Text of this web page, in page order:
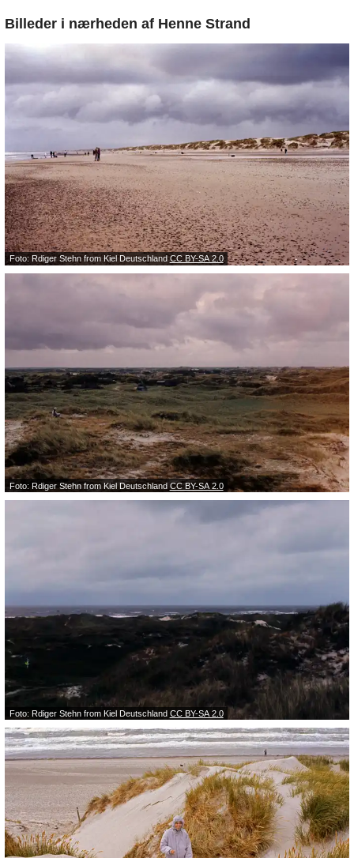
Billeder i nærheden af Henne Strand
Foto: Rdiger Stehn from Kiel DeutschlandCC BY-SA 2.0
Foto: Rdiger Stehn from Kiel Deutschland CC BY-SA 2.0
Foto: Rdiger Stehn from Kiel Deutschland CC BY-SA 2.0